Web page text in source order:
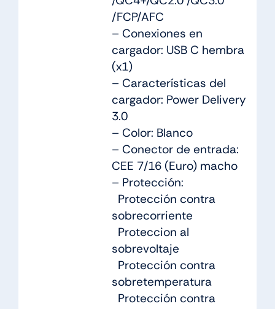
/FCP/AFC
– Conexiones en
cargador: USB C hembra
(x1)
– Características del
cargador: Power Delivery
3.0
– Color: Blanco
– Conector de entrada:
CEE 7/16 (Euro) macho
– Protección:
Protección contra
sobrecorriente
Proteccion al
sobrevoltaje
Protección contra
sobretemperatura
Protección contra